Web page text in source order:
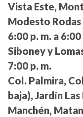
Vista Este,
Modesto
6:00 p. m. a 6:00
Siboney y
7:00 p. m.
Col. Palmira,
baja), Jardín
Manchén,